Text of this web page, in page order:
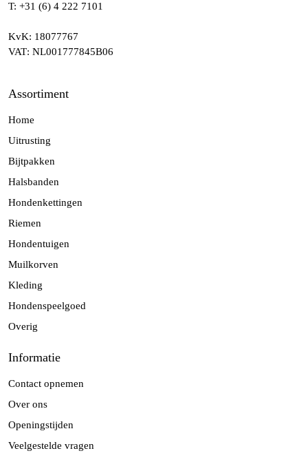
T: +31 (6) 4 222 7101
KvK: 18077767
VAT: NL001777845B06
Assortiment
Home
Uitrusting
Bijtpakken
Halsbanden
Hondenkettingen
Riemen
Hondentuigen
Muilkorven
Kleding
Hondenspeelgoed
Overig
Informatie
Contact opnemen
Over ons
Openingstijden
Veelgestelde vragen